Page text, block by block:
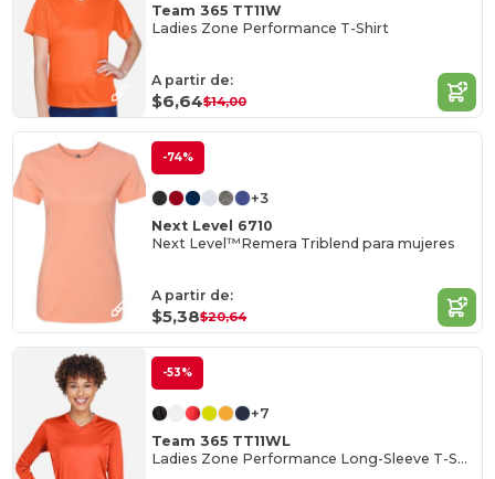
Team 365 TT11W
Ladies Zone Performance T-Shirt
A partir de:
$6,64$14,00
-74%
+3
Next Level 6710
Next Level™Remera Triblend para mujeres
A partir de:
$5,38$20,64
-53%
+7
Team 365 TT11WL
Ladies Zone Performance Long-Sleeve T-Shirt